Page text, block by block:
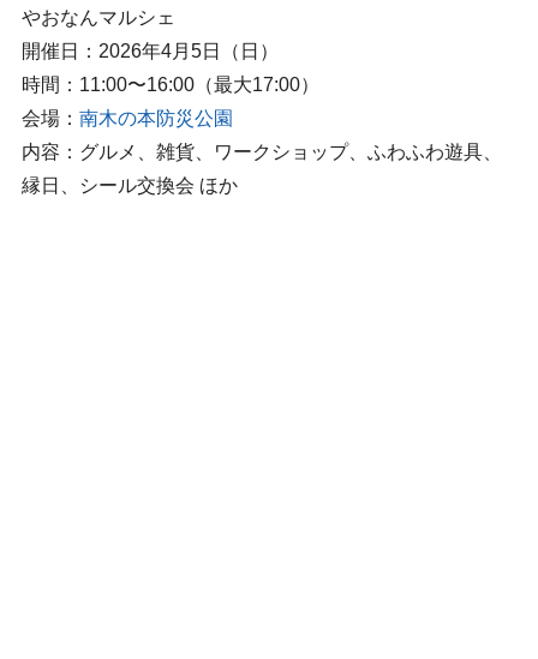
やおなんマルシェ
開催日：2026年4月5日（日）
時間：11:00〜16:00（最大17:00）
会場： 南木の本防災公園
内容：グルメ、雑貨、ワークショップ、ふわふわ遊具、
縁日、シール交換会 ほか